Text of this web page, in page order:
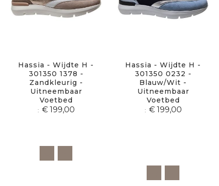
Hassia - Wijdte H -
301350 1378 -
Zandkleurig -
Uitneembaar
Voetbed
€ 199,00
Hassia - Wijdte H -
301350 0232 -
Blauw/Wit -
Uitneembaar
Voetbed
€ 199,00